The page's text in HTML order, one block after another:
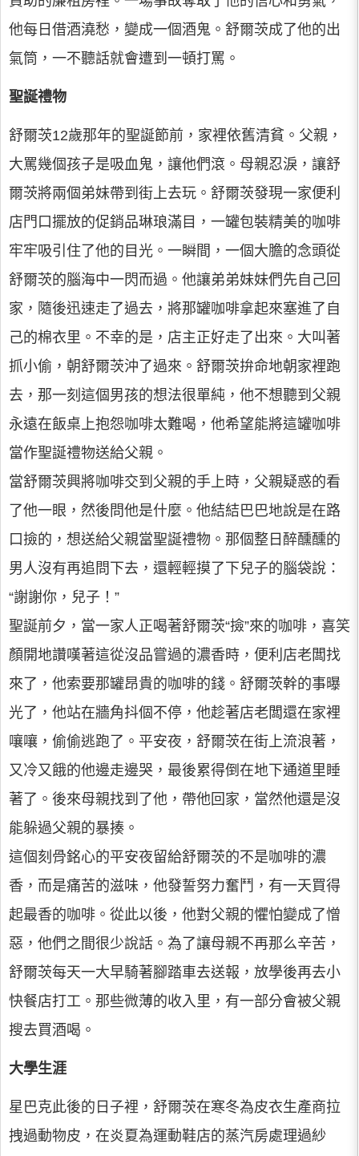
他每日借酒澆愁，變成一個酒鬼。舒爾茨成了他的出
氣筒，一不聽話就會遭到一頓打罵。
聖誕禮物
舒爾茨12歲那年的聖誕節前，家裡依舊清貧。父親，
大罵幾個孩子是吸血鬼，讓他們滾。母親忍淚，讓舒
爾茨將兩個弟妹帶到街上去玩。舒爾茨發現一家便利
店門口擺放的促銷品琳琅滿目，一罐包裝精美的咖啡
牢牢吸引住了他的目光。一瞬間，一個大膽的念頭從
舒爾茨的腦海中一閃而過。他讓弟弟妹妹們先自己回
家，隨後迅速走了過去，將那罐咖啡拿起來塞進了自
己的棉衣里。不幸的是，店主正好走了出來。大叫著
抓小偷，朝舒爾茨沖了過來。舒爾茨拚命地朝家裡跑
去，那一刻這個男孩的想法很單純，他不想聽到父親
永遠在飯桌上抱怨咖啡太難喝，他希望能將這罐咖啡
當作聖誕禮物送給父親。
當舒爾茨興將咖啡交到父親的手上時，父親疑惑的看
了他一眼，然後問他是什麼。他結結巴巴地說是在路
口撿的，想送給父親當聖誕禮物。那個整日醉醺醺的
男人沒有再追問下去，還輕輕摸了下兒子的腦袋說：
“謝謝你，兒子！”
聖誕前夕，當一家人正喝著舒爾茨“撿”來的咖啡，喜笑
顏開地讚嘆著這從沒品嘗過的濃香時，便利店老闆找
來了，他索要那罐昂貴的咖啡的錢。舒爾茨幹的事曝
光了，他站在牆角抖個不停，他趁著店老闆還在家裡
嚷嚷，偷偷逃跑了。平安夜，舒爾茨在街上流浪著，
又冷又餓的他邊走邊哭，最後累得倒在地下通道里睡
著了。後來母親找到了他，帶他回家，當然他還是沒
能躲過父親的暴揍。
這個刻骨銘心的平安夜留給舒爾茨的不是咖啡的濃
香，而是痛苦的滋味，他發誓努力奮鬥，有一天買得
起最香的咖啡。從此以後，他對父親的懼怕變成了憎
惡，他們之間很少說話。為了讓母親不再那么辛苦，
舒爾茨每天一大早騎著腳踏車去送報，放學後再去小
快餐店打工。那些微薄的收入里，有一部分會被父親
搜去買酒喝。
大學生涯
星巴克此後的日子裡，舒爾茨在寒冬為皮衣生產商拉
拽過動物皮，在炎夏為運動鞋店的蒸汽房處理過紗